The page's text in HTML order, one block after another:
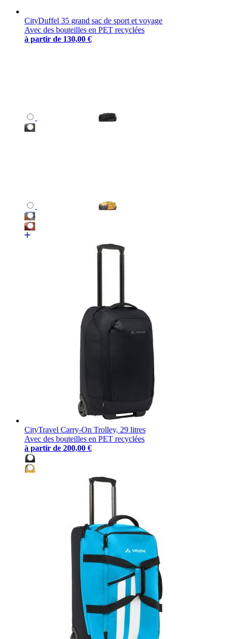
CityDuffel 35 grand sac de sport et voyage
Avec des bouteilles en PET recyclées
à partir de 130,00 €
CityTravel Carry-On Trolley, 29 litres
Avec des bouteilles en PET recyclées
à partir de 200,00 €